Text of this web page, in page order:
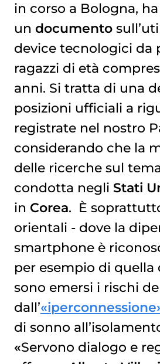
in corso a Bologna,
un documento
device tecnologici da
ragazzi di età
anni. Si tratta di una
posizioni ufficiali a
registrate nel nostro
considerando che la
delle ricerche sul
condotta negli Stati
in Corea. È
orientali - dove la
smartphone è
per esempio di quella
sono emersi i rischi
dall’
di sonno
«Servono dialogo e